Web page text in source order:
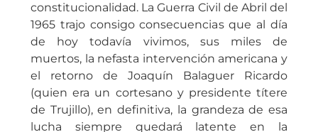
constitucionalidad. La Guerra Civil de Abril del
1965 trajo consigo consecuencias que al día
de hoy todavía vivimos, sus miles de
muertos, la nefasta intervención americana y
el retorno de Joaquín Balaguer Ricardo
(quien era un cortesano y presidente títere
de Trujillo), en definitiva, la grandeza de esa
lucha siempre quedará latente en la